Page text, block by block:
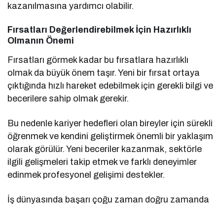
kazanılmasına yardımcı olabilir.
Fırsatları Değerlendirebilmek İçin Hazırlıklı
Olmanın Önemi
Fırsatları görmek kadar bu fırsatlara hazırlıklı
olmak da büyük önem taşır. Yeni bir fırsat ortaya
çıktığında hızlı hareket edebilmek için gerekli bilgi ve
becerilere sahip olmak gerekir.
Bu nedenle kariyer hedefleri olan bireyler için sürekli
öğrenmek ve kendini geliştirmek önemli bir yaklaşım
olarak görülür. Yeni beceriler kazanmak, sektörle
ilgili gelişmeleri takip etmek ve farklı deneyimler
edinmek profesyonel gelişimi destekler.
İş dünyasında başarı çoğu zaman doğru zamanda